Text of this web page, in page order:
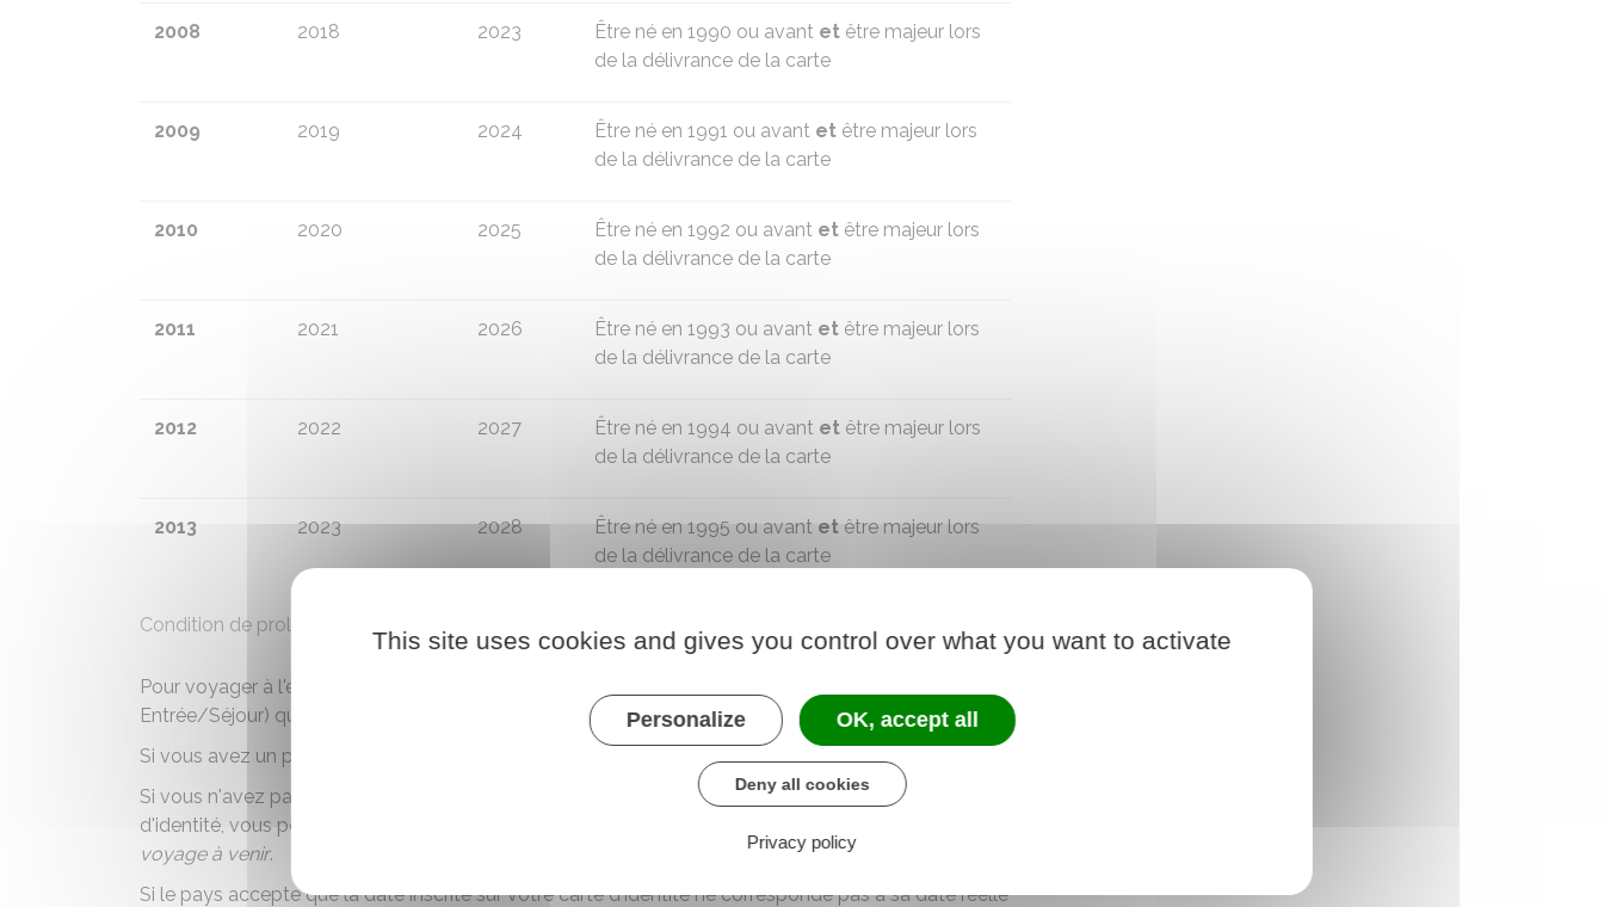
Condition de prolongation automatique
2008 2018 2023 Être né en 1990 ou avant et être majeur lors
de la délivrance de la carte
2009 2019 2024 Être né en 1991 ou avant et être majeur lors
de la délivrance de la carte
2010 2020 2025 Être né en 1992 ou avant et être majeur lors
de la délivrance de la carte
2011 2021 2026 Être né en 1993 ou avant et être majeur lors
de la délivrance de la carte
2012 2022 2027 Être né en 1994 ou avant et être majeur lors
de la délivrance de la carte
2013 2023 2028 Être né en 1995 ou avant et être majeur lors
de la délivrance de la carte
Pour voyager à l'étranger, vous devez vérifier sur le site
Entrée/Séjour) quel est le document d'identité exigé par le pays où vous vous rendez.
Si vous avez un passeport valide, il est préférable de l'utiliser.
Si vous n'avez pas de passeport, et que vous vous rendez dans un pays qui accepte la carte
d'identité, vous pouvez demander son renouvellement anticipé en produisant un
voyage à venir.
Si le pays accepte que la date inscrite sur votre carte d'identité ne corresponde pas à sa date réelle
This site uses cookies and gives you control over what you want to activate
Personalize OK, accept all
Deny all cookies
Privacy policy